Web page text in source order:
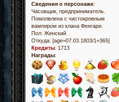
Сведения о персонаже:
Часовщик, предприниматель.
Помолвлена с чистокровным
вампиром из клана Фенгари.
Пол: Женский
Откуда: [age=07.03.1803/1=365]
Кредиты: 1713
Награды: